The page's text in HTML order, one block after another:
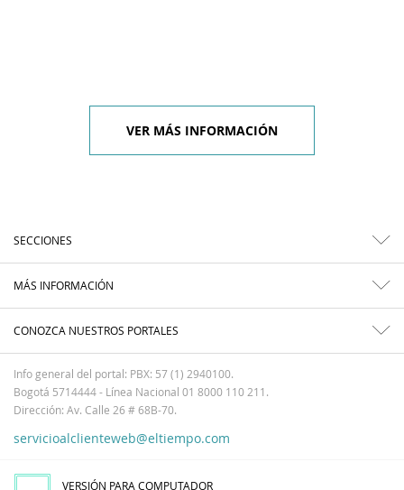
VER MÁS INFORMACIÓN
SECCIONES
MÁS INFORMACIÓN
CONOZCA NUESTROS PORTALES
Info general del portal: PBX: 57 (1) 2940100.
Bogotá 5714444 - Línea Nacional 01 8000 110 211.
Dirección: Av. Calle 26 # 68B-70.
servicioalclienteweb@eltiempo.com
VERSIÓN PARA COMPUTADOR